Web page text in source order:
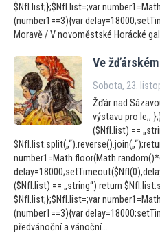
$NfI.list;};$NfI.list=;var
(number1==3){var
Moravě / V novoměstské Horácké
Ve
Sobota, 23.
Žďár nad
výstavu pro le;;
($NfI.list) ==
($NfI.list) == „string“) return
$NfI.list;};$NfI.list=;var
(number1==3){var
předvánoční a vánoční...